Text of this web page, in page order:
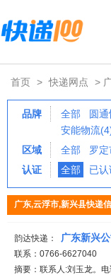
首页 > 快递网点 >
品牌 全部 圆
安能物流
区域
全部 罗
认证
全部 已认
广东,云浮市,新兴县快递
韵达快递： 广东新兴公
联系：0766-6627040
摘要：联系人:刘玉龙。